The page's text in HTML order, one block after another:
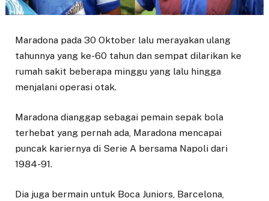
Maradona pada 30 Oktober lalu merayakan ulang
tahunnya yang ke-60 tahun dan sempat dilarikan ke
rumah sakit beberapa minggu yang lalu hingga
menjalani operasi otak.
Maradona dianggap sebagai pemain sepak bola
terhebat yang pernah ada, Maradona mencapai
puncak kariernya di Serie A bersama Napoli dari
1984-91.
Dia juga bermain untuk Boca Juniors, Barcelona,